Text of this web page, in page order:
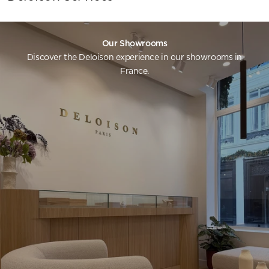
Our Showrooms
Discover the Deloison experience in our showrooms in
France.